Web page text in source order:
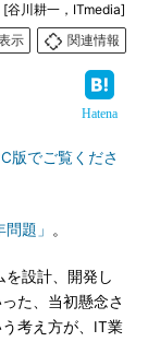
[谷川耕一，ITmedia]
示
関連情報
Hatena
版でご覧くださ
題」 。
設計、開発し
た、当初懸念さ
考え方が、IT業